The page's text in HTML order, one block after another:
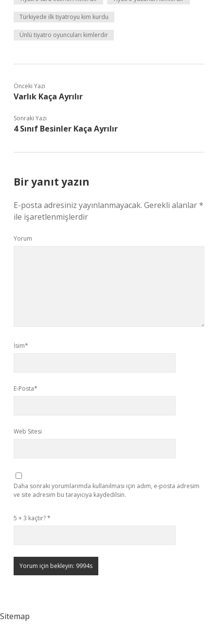
Türkiyede ilk tiyatroyu kim kurdu
Ünlü tiyatro oyuncuları kimlerdir
Önceki Yazı
Varlık Kaça Ayrılır
Sonraki Yazı
4 Sınıf Besinler Kaça Ayrılır
Bir yanıt yazın
E-posta adresiniz yayınlanmayacak. Gerekli alanlar*
ile işaretlenmişlerdir
Yorum
İsim*
E-Posta*
Web Sitesi
Daha sonraki yorumlarımda kullanılması için adım, e-posta adresim
ve site adresim bu tarayıcıya kaydedilsin.
5 + 3 kaçtır?*
Sitemap